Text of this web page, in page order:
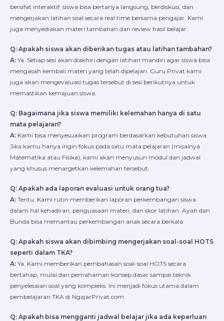
bersifat interaktif: siswa bisa bertanya langsung, berdiskusi, dan
mengerjakan latihan soal secara real time bersama pengajar. Kami
juga menyediakan materi tambahan dan review hasil belajar.
Q: Apakah siswa akan diberikan tugas atau latihan tambahan?
A: Ya. Setiap sesi akan diakhiri dengan latihan mandiri agar siswa bisa
mengasah kembali materi yang telah dipelajari. Guru Privat kami
juga akan mengevaluasi tugas tersebut di sesi berikutnya untuk
memastikan kemajuan siswa.
Q: Bagaimana jika siswa memiliki kelemahan hanya di satu
mata pelajaran?
A: Kami bisa menyesuaikan program berdasarkan kebutuhan siswa.
Jika kamu hanya ingin fokus pada satu mata pelajaran (misalnya
Matematika atau Fisika), kami akan menyusun modul dan jadwal
yang khusus menargetkan kelemahan tersebut.
Q: Apakah ada laporan evaluasi untuk orang tua?
A: Tentu. Kami rutin memberikan laporan perkembangan siswa
dalam hal kehadiran, penguasaan materi, dan skor latihan. Ayah dan
Bunda bisa memantau perkembangan anak secara berkala.
Q: Apakah siswa akan dibimbing mengerjakan soal-soal HOTS
seperti dalam TKA?
A: Ya. Kami memberikan pembahasan soal-soal HOTS secara
bertahap, mulai dari pemahaman konsep dasar sampai teknik
penyelesaian soal yang kompleks. Ini menjadi fokus utama dalam
pembelajaran TKA di NgajarPrivat.com.
Q: Apakah bisa mengganti jadwal belajar jika ada keperluan